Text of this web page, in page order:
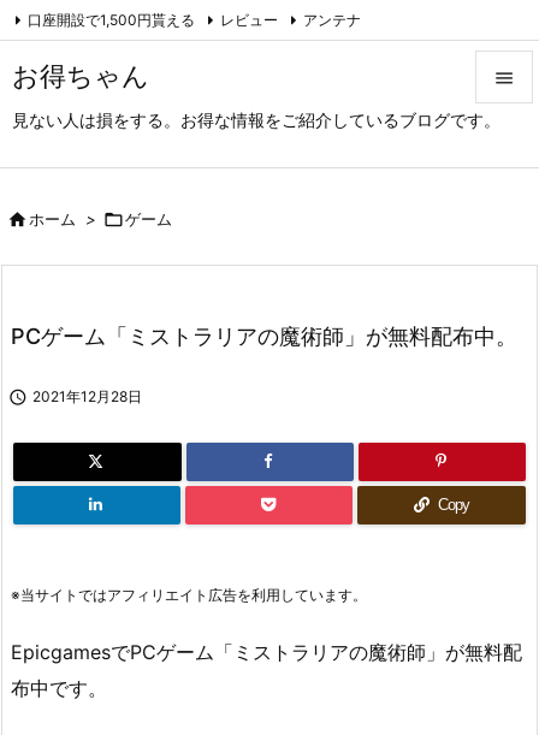
お得ちゃん
見ない人は損をする。お得な情報をご紹介しているブログです。

次へ
口座開設で1,500円貰える レビュー アンテナ
アーカイブ（旧サイト）
ホーム > ゲーム
PCゲーム「ミストラリアの魔術師」が無料配布中。
 2021年12月28日
Copy
※当サイトではアフィリエイト広告を利用しています。
EpicgamesでPCゲーム「ミストラリアの魔術師」が無料配
布中です。